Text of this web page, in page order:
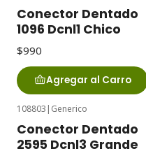
Conector Dentado
1096 Dcnl1 Chico
$990
Agregar al Carro
108803 | Generico
Conector Dentado
2595 Dcnl3 Grande